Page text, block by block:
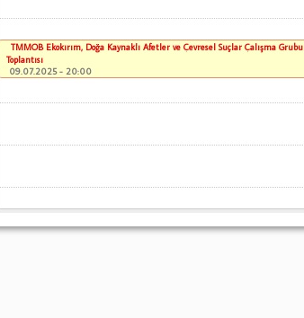
TMMOB Ekokırım, Doğa Kaynaklı Afetler ve Çevresel Suçlar Çalışma Grubu
Toplantısı
09.07.2025 - 20:00